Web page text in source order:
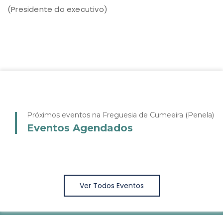
(Presidente do executivo)
Próximos eventos na Freguesia de Cumeeira (Penela)
Eventos Agendados
Ver Todos Eventos